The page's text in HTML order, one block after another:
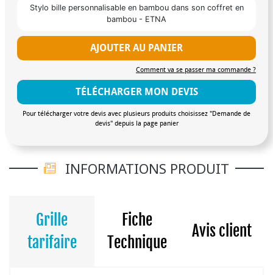
Stylo bille personnalisable en bambou dans son coffret en
bambou - ETNA
AJOUTER AU PANIER
Comment va se passer ma commande ?
TÉLÉCHARGER MON DEVIS
Pour télécharger votre devis avec plusieurs produits choisissez "Demande de
devis" depuis la page panier
INFORMATIONS PRODUIT
Grille
tarifaire
Fiche
Technique
Avis client